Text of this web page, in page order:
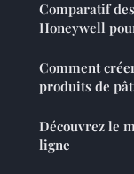
Comparatif
Honeywell
Comment
produits de
Découvrez le
ligne